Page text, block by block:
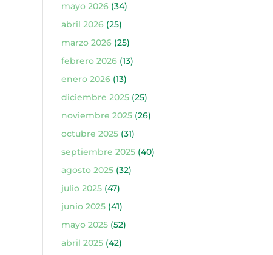
mayo 2026(34)
abril 2026(25)
marzo 2026(25)
febrero 2026(13)
enero 2026(13)
diciembre 2025(25)
noviembre 2025(26)
octubre 2025(31)
septiembre 2025(40)
agosto 2025(32)
julio 2025(47)
junio 2025(41)
mayo 2025(52)
abril 2025(42)